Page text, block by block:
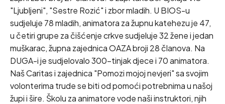
"Ljubljeni", "Sestre Rozić" i zbor mladih. U BIOS-u
sudjeluje 78 mladih, animatora za župnu katehezu je 47,
u četiri grupe za čišćenje crkve sudjeluje 32 žene i jedan
muškarac, župna zajednica OAZA broji 28 članova. Na
DUGA-i je sudjelovalo 300-tinjak djece i 70 animatora.
Naš Caritas i zajednica "Pomozi mojoj nevjeri" sa svojim
volonterima trude se biti od pomoći potrebnima u našoj
župi i šire. Školu za animatore vode naši instruktori, njih